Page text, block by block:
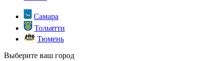
Самара
Тольятти
Тюмень
Выберите ваш город